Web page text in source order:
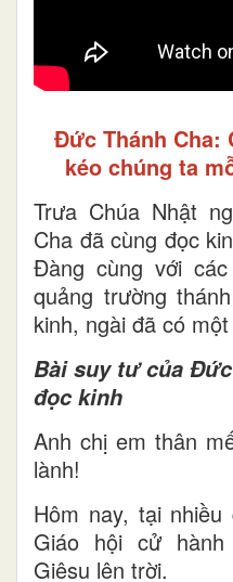
Đức Thánh Cha:
kéo chúng ta
Trưa Chúa Nhật
Cha đã cùng đọc
Đàng cùng với
quảng trường
kinh, ngài đã có
Bài suy tư của
đọc kinh
Anh chị em thân
lành!
Hôm nay, tại
Giáo hội cử
Giêsu lên trời.